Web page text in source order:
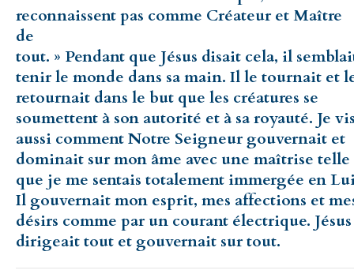
reconnaissent pas comme Créateur et Maître
de
tout. » Pendant que Jésus disait cela, il
tenir le monde dans sa main. Il le tournait et
retournait dans le but que les créatures se
soumettent à son autorité et à sa royauté. Je
aussi comment Notre Seigneur gouvernait et
dominait sur mon âme avec une maîtrise telle
que je me sentais totalement immergée en
Il gouvernait mon esprit, mes affections et
désirs comme par un courant électrique. Jésus
dirigeait tout et gouvernait sur tout.